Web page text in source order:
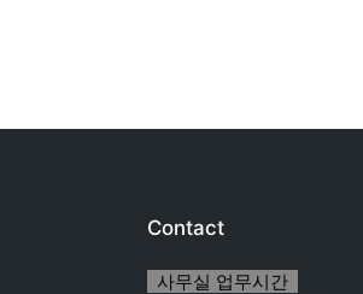
Contact
사무실 업무시간